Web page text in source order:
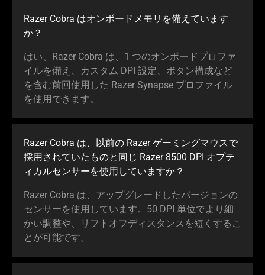
Razer Cobra はオンボードメモリを備えています
か？
はい、Razer Cobra は、1 つのオンボードプロファ
イルを備え、カスタム DPI 設定、ボタン構成など
を含む前回使用した Razer Synapse プロファイル
を使用できます。
Razer Cobra は、以前の Razer ゲーミングマウスで
採用されていたものと同じ Razer 8500 DPI オプテ
ィカルセンサーを使用していますか？
Razer Cobra は、アップグレードしたバージョンの
センサーを使用しています。50 DPI 単位でより細
かい調整や、リフトオフディスタンスを短くするこ
とが可能です。